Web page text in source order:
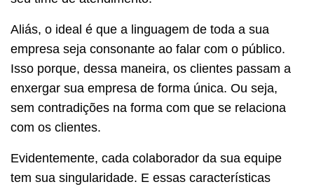
Aliás, o ideal é que a linguagem de toda a sua
empresa seja consonante ao falar com o público.
Isso porque, dessa maneira, os clientes passam a
enxergar sua empresa de forma única. Ou seja,
sem contradições na forma com que se relaciona
com os clientes.
Evidentemente, cada colaborador da sua equipe
tem sua singularidade. E essas características